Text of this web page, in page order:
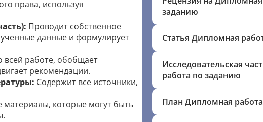
права, используя
Проводит собственное
данные и формулирует
всей работе, обобщает
рекомендации.
Содержит все источники,
которые могут быть
заданию
Статья Дипломная
Исследовательская
работа по заданию
План Дипломная работа